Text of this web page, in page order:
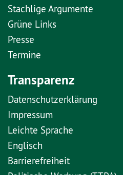
Stachlige Argumente
Grüne Links
Presse
Termine
Transparenz
Datenschutzerklärung
Impressum
Leichte Sprache
Englisch
Barrierefreiheit